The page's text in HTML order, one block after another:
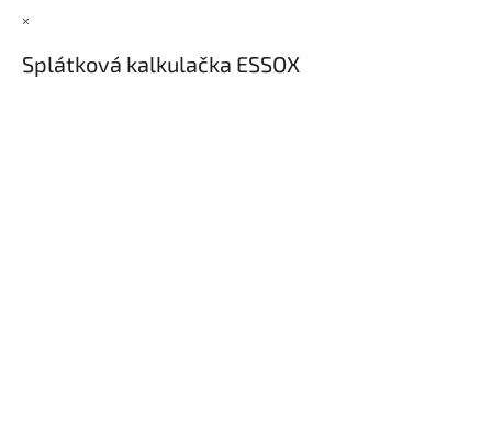
×
Splátková kalkulačka ESSOX